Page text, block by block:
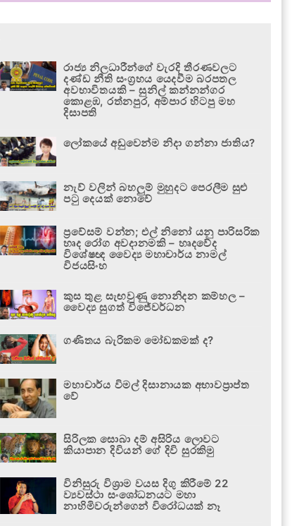
රාජ්‍ය නිලධාරීන්ගේ වැරදි තීරණවලට
දණ්ඩ නීති සංග්‍රහය යෙදවීම බරපතල
අවභාවිතයකි – සුනිල් කන්නන්ගර
කොළඹ, රත්නපුර, අම්පාර හිටපු මහ
දිසාපති
ලෝකයේ අඩුවෙන්ම නිදා ගන්නා ජාතිය?
නැව් වලින් බහලුම් මුහුදට පෙරලීම සුළු
පටු දෙයක් නොවේ
ප්‍රවේසම් වන්න; එල් නිනෝ යනු පාරිසරික
හෘද රෝග අවදානමකි – හෘදවේද
විශේෂඥ වෛද්‍ය මහාචාර්ය නාමල්
විජයසිංහ
කුස තුළ සැඟවුණු නොනිදන කම්හල –
වෛද්‍ය සුගත් විජේවර්ධන
ගණිතය බැරිකම මෝඩකමක් ද?
මහාචාර්ය විමල් දිසානායක අභාවප්‍රාප්ත
වේ
සිරිලක සොබා දම් අසිරිය ලොවට
කියාපාන දිවියන් ගේ දිවි සුරකිමු
විනිසුරු විශ්‍රාම වයස දිගු කිරීමේ 22
ව්‍යවස්ථා සංශෝධනයට මහා
නාහිමිවරුන්ගෙන් විරෝධයක් නෑ